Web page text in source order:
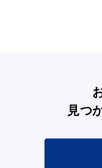
申請書
見つ